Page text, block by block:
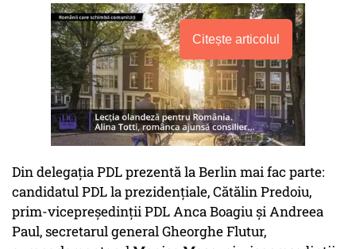
Citește articolul
Din delegaţia PDL prezentă la Berlin mai fac parte:
candidatul PDL la prezidenţiale, Cătălin Predoiu,
prim-vicepreşedinţii PDL Anca Boagiu şi Andreea
Paul, secretarul general Gheorghe Flutur,